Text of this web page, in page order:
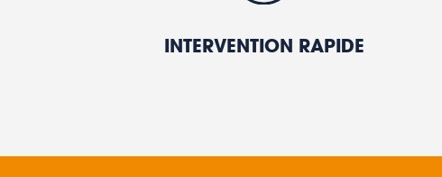
INTERVENTION RAPIDE